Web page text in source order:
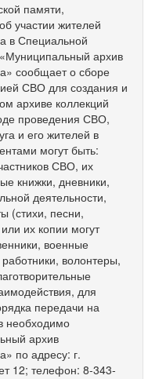
памяти,
участии жителей
в Специальной
архив
сообщает о сборе
СВО для создания и
архиве коллекций
проведения СВО,
и его жителей в
могут быть:
СВО, их
книжки, дневники,
деятельности,
(стихи, песни,
их копии могут
военные
волонтеры,
для
передачи на
необходимо
архив
по адресу: г.
12; телефон: 8-343-